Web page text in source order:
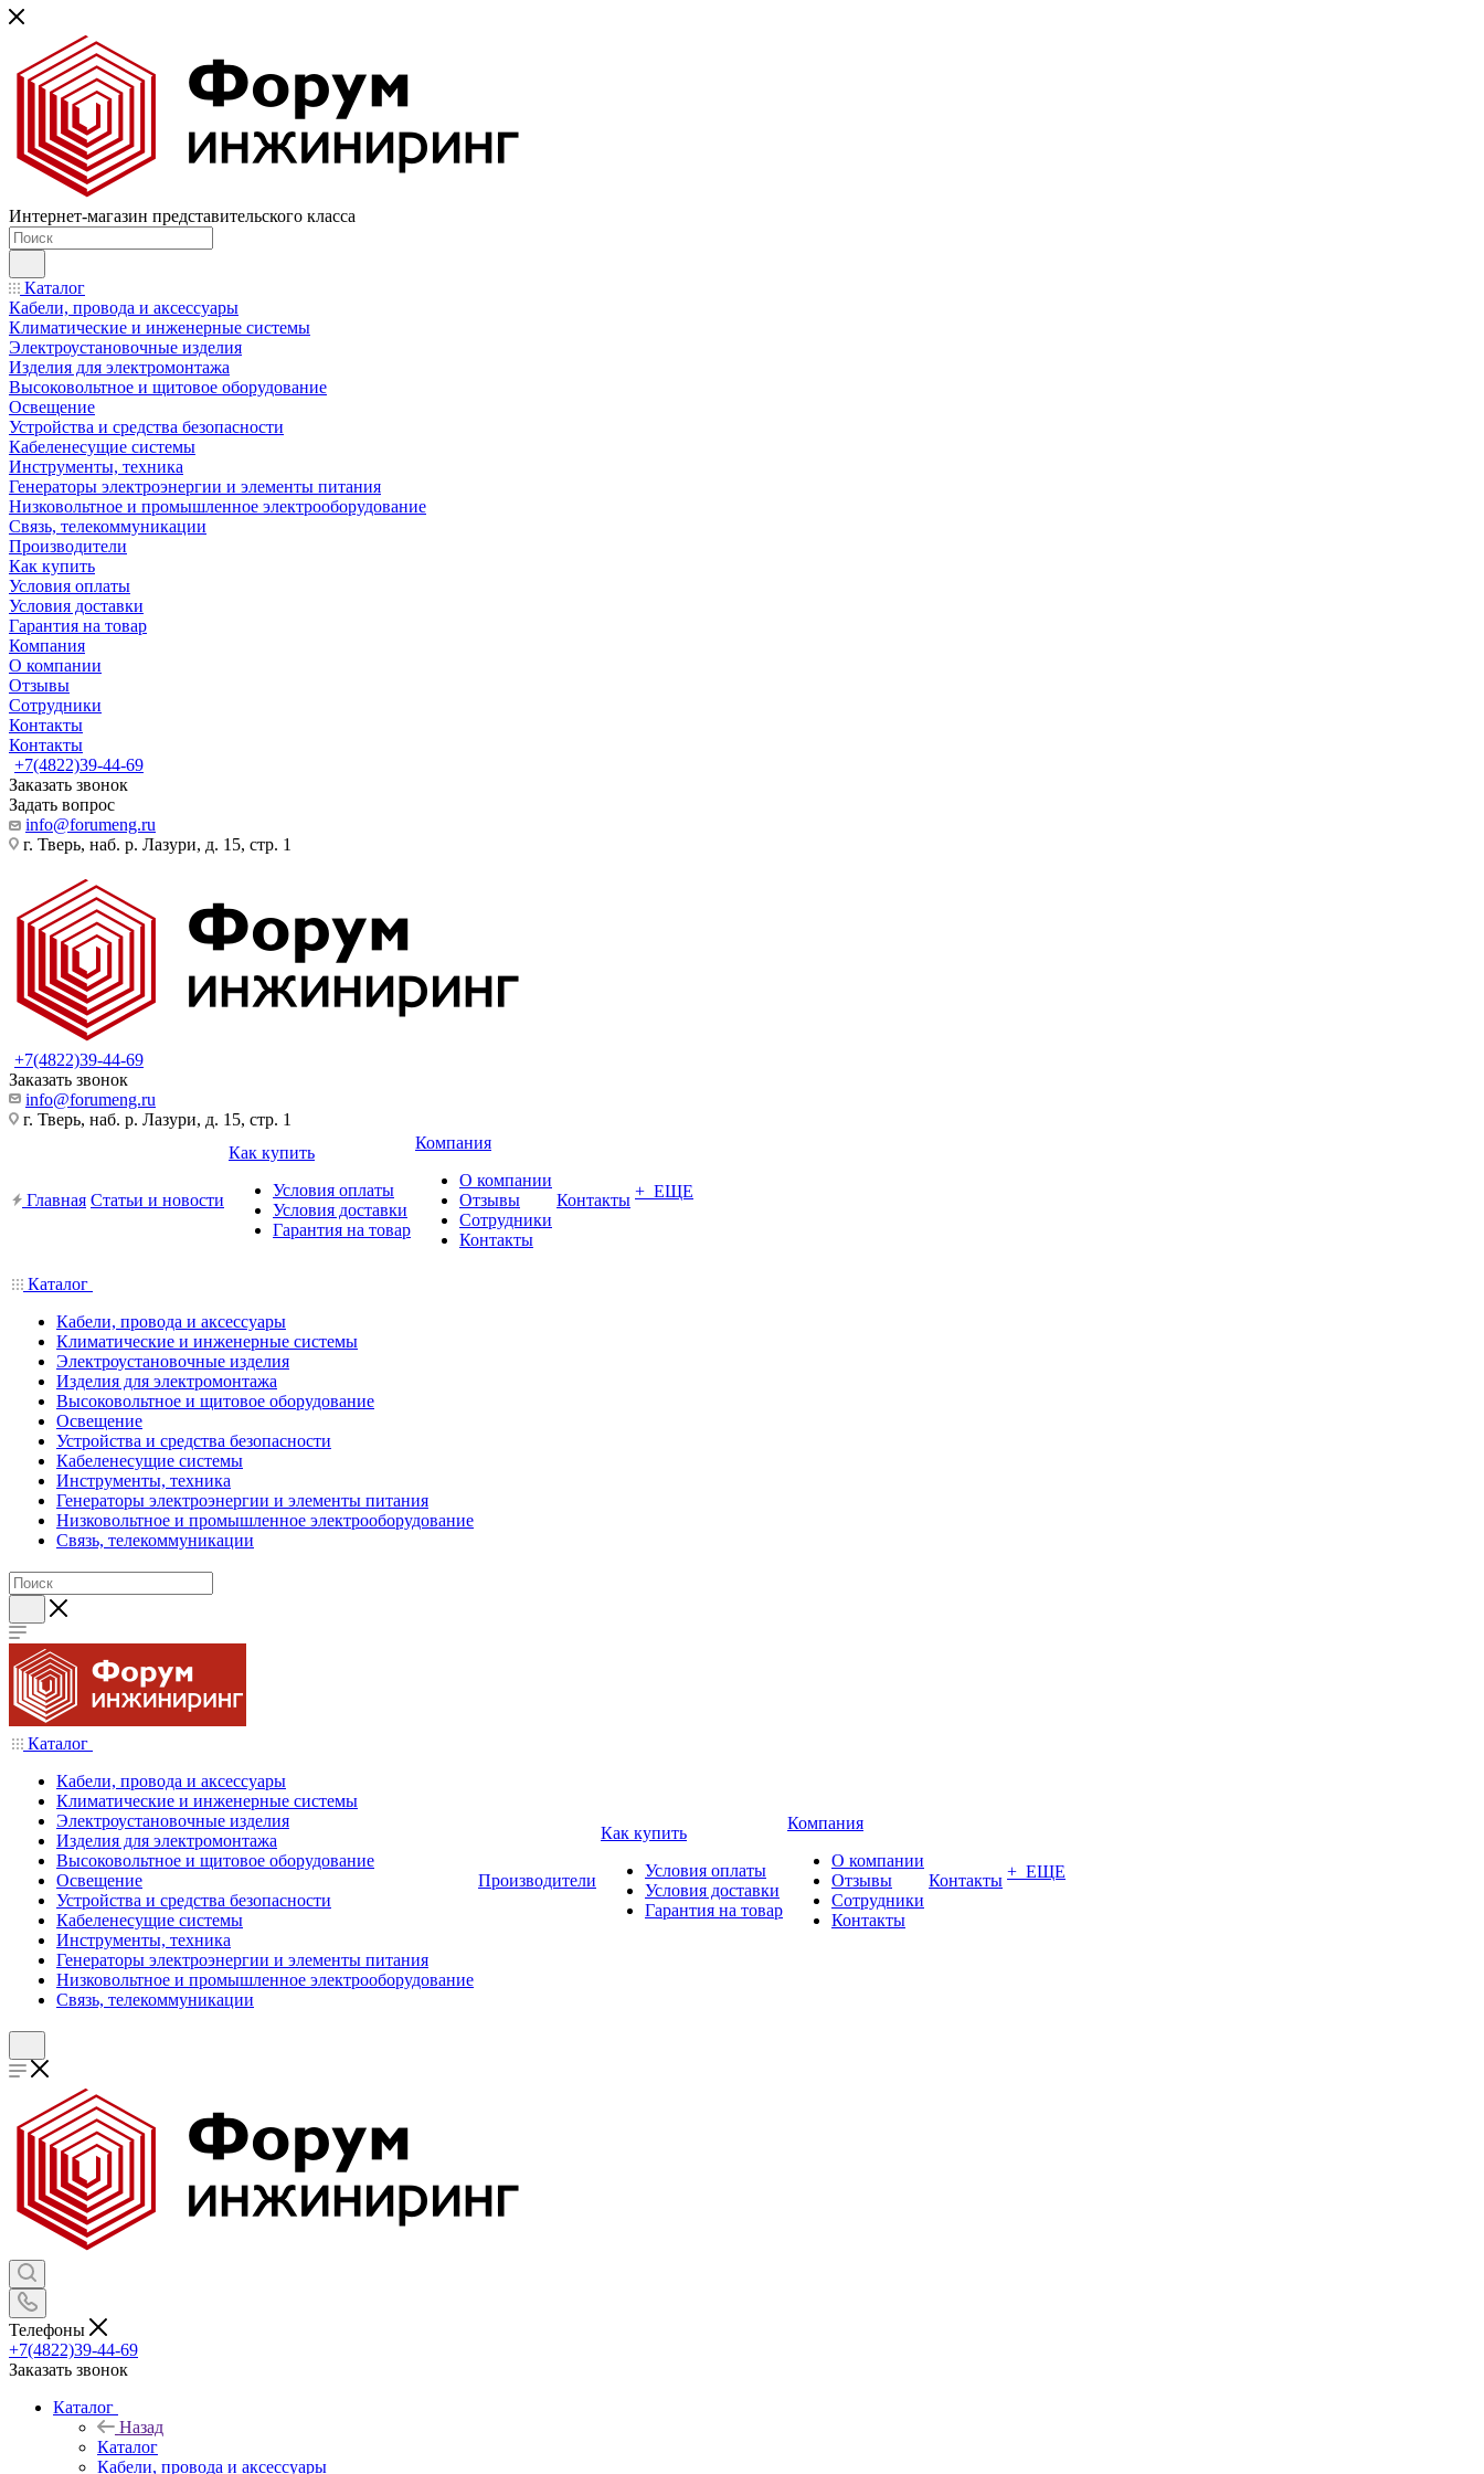
Интернет-магазин представительского класса
Каталог
Кабели, провода и аксессуары
Климатические и инженерные системы
Электроустановочные изделия
Изделия для электромонтажа
Высоковольтное и щитовое оборудование
Освещение
Устройства и средства безопасности
Кабеленесущие системы
Инструменты, техника
Генераторы электроэнергии и элементы питания
Низковольтное и промышленное электрооборудование
Связь, телекоммуникации
Производители
Как купить
Условия оплаты
Условия доставки
Гарантия на товар
Компания
О компании
Отзывы
Сотрудники
Контакты
Контакты
+7(4822)39-44-69
Заказать звонок
Задать вопрос
info@forumeng.ru
г. Тверь, наб. р. Лазури, д. 15, стр. 1
+7(4822)39-44-69
Заказать звонок
info@forumeng.ru
г. Тверь, наб. р. Лазури, д. 15, стр. 1
Главная Статьи и новости
Как купить
Условия оплаты
Условия доставки
Гарантия на товар
Компания
О компании
Отзывы
Сотрудники
Контакты
Контакты + ЕЩЕ
Каталог
Кабели, провода и аксессуары
Климатические и инженерные системы
Электроустановочные изделия
Изделия для электромонтажа
Высоковольтное и щитовое оборудование
Освещение
Устройства и средства безопасности
Кабеленесущие системы
Инструменты, техника
Генераторы электроэнергии и элементы питания
Низковольтное и промышленное электрооборудование
Связь, телекоммуникации
Каталог
Кабели, провода и аксессуары
Климатические и инженерные системы
Электроустановочные изделия
Изделия для электромонтажа
Высоковольтное и щитовое оборудование
Освещение
Устройства и средства безопасности
Кабеленесущие системы
Инструменты, техника
Генераторы электроэнергии и элементы питания
Низковольтное и промышленное электрооборудование
Связь, телекоммуникации
Производители
Как купить
Условия оплаты
Условия доставки
Гарантия на товар
Компания
О компании
Отзывы
Сотрудники
Контакты
Контакты + ЕЩЕ
Телефоны
+7(4822)39-44-69
Заказать звонок
Каталог
Назад
Каталог
Кабели, провода и аксессуары